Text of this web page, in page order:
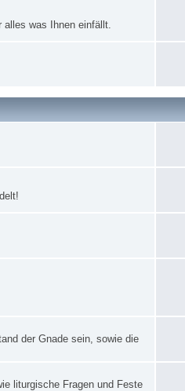
was Ihnen einfällt.
der Gnade sein, sowie die
liturgische Fragen und Feste